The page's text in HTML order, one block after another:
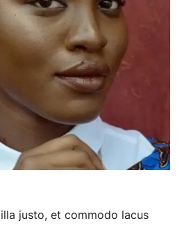
justo, et commodo lacus